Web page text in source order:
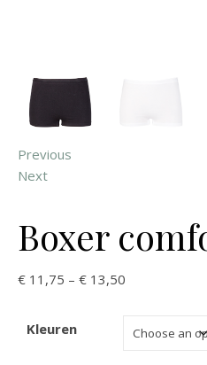
Previous
Next
Boxer
€ 11,75 – € 13,50
Kleuren